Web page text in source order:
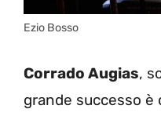
Ezio Bosso
Corrado Augias,
grande successo è